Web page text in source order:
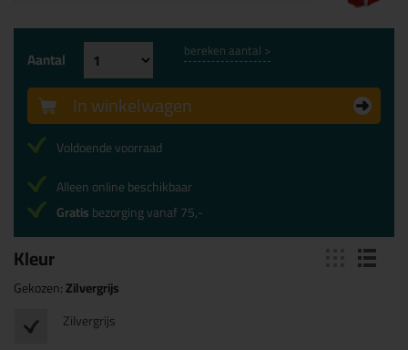
Kleur
Gekozen:Zilvergrijs
Zilvergrijs
Aantal bereken aantal >
In winkelwagen
Voldoende voorraad
Alleen online beschikbaar
Gratisbezorging vanaf 75,-